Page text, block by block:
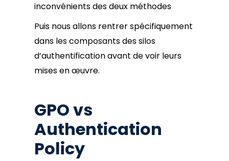
inconvénients des deux méthodes
Puis nous allons rentrer spécifiquement
dans les composants des silos
d’authentification avant de voir leurs
mises en œuvre.
GPO vs
Authentication
Policy